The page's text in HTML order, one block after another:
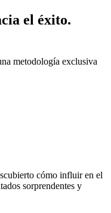
el éxito.
metodología exclusiva
cómo influir en el
sorprendentes y